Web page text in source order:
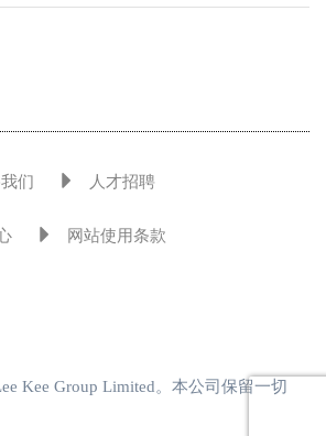
们 人才招聘
网站使用条款
Kee Group Limited。本公司保留一切